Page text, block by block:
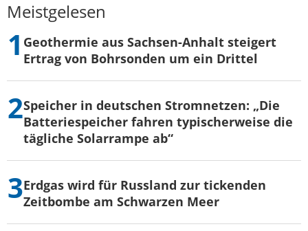
Meistgelesen
Geothermie aus Sachsen-Anhalt steigert
Ertrag von Bohrsonden um ein Drittel
Speicher in deutschen Stromnetzen: „Die
Batteriespeicher fahren typischerweise die
tägliche Solarrampe ab“
Erdgas wird für Russland zur tickenden
Zeitbombe am Schwarzen Meer